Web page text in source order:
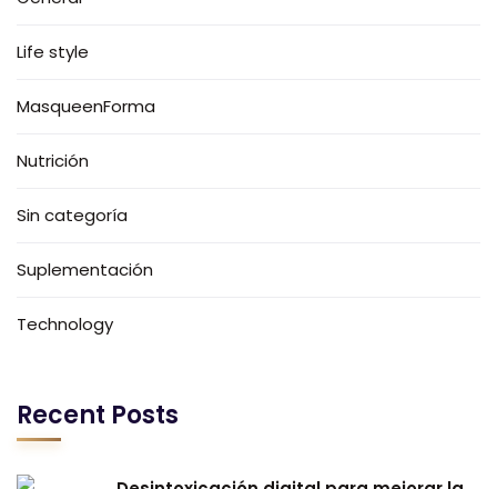
Life style
MasqueenForma
Nutrición
Sin categoría
Suplementación
Technology
Recent Posts